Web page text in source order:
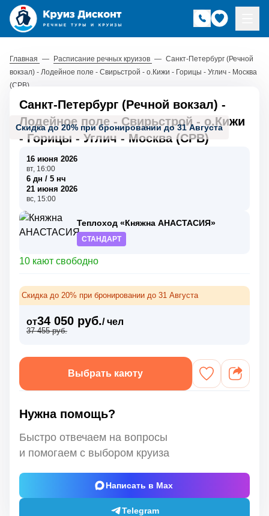
Главная — Расписание речных круизов — Санкт-Петербург (Речной
вокзал) - Лодейное поле - Свирьстрой - о.Кижи - Горицы - Углич - Москва
(СРВ)
Скидка до 20% при бронировании до 31 Августа
Санкт-Петербург (Речной вокзал) -
Лодейное поле - Свирьстрой - о.Кижи
- Горицы - Углич - Москва (СРВ)
16 июня 2026
вт, 16:00
6 дн / 5 нч
21 июня 2026
вс, 15:00
Теплоход «Княжна АНАСТАСИЯ»
СТАНДАРТ
10 кают свободно
Скидка до 20% при бронировании до 31 Августа
от34 050 руб./ чел
37 455 руб.
Выбрать каюту
Нужна помощь?
Быстро отвечаем на вопросы
и помогаем с выбором круиза
Написать в Max
Telegram